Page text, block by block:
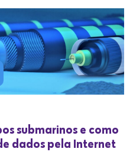
submarinos e como
dados pela Internet